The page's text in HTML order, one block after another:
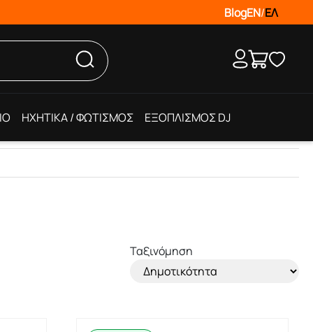
BlogEN/ΕΛ
ΗΧΗΤΙΚΑ / ΦΩΤΙΣΜΟΣ ΕΞΟΠΛΙΣΜΟΣ DJ
Ταξινόμηση